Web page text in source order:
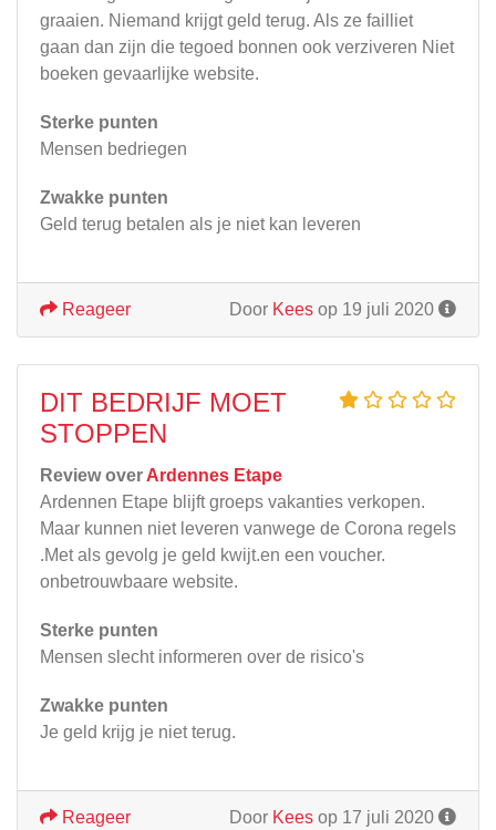
graaien. Niemand krijgt geld terug. Als ze failliet
gaan dan zijn die tegoed bonnen ook verziveren Niet
boeken gevaarlijke website.
Sterke punten
Mensen bedriegen
Zwakke punten
Geld terug betalen als je niet kan leveren
Door Kees op 19 juli 2020
Reageer
DIT BEDRIJF MOET
STOPPEN
Review over Ardennes Etape
Ardennen Etape blijft groeps vakanties verkopen.
Maar kunnen niet leveren vanwege de Corona regels
.Met als gevolg je geld kwijt.en een voucher.
onbetrouwbaare website.
Sterke punten
Mensen slecht informeren over de risico's
Zwakke punten
Je geld krijg je niet terug.
Door Kees op 17 juli 2020
Reageer